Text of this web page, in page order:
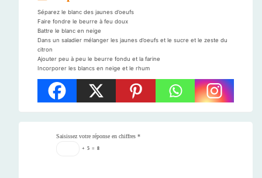
Séparez le blanc des jaunes d’oeufs
Faire fondre le beurre à feu doux
Battre le blanc en neige
Dans un saladier mélanger les jaunes d’oeufs et le sucre et le zeste du
citron
Ajouter peu à peu le beurre fondu et la farine
Incorporer les blancs en neige et le rhum
Saisissez votre réponse en chiffres *
+ 5 = 8